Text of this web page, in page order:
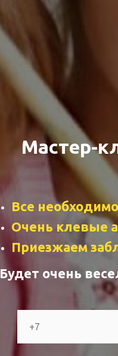
Мастер-
Все
Очень клевые
Приезжаем
Будет очень